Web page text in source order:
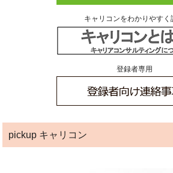
キャリコンをわかりやすく
登録者専用
pickup キャリコン